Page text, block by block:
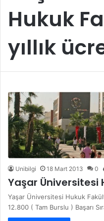
Hukuk
yıllık
Unibilgi 18 Mart 2013 0
Yaşar Üniversitesi
Yaşar Üniversitesi Hukuk
12.800 ( Tam Burslu ) Başarı